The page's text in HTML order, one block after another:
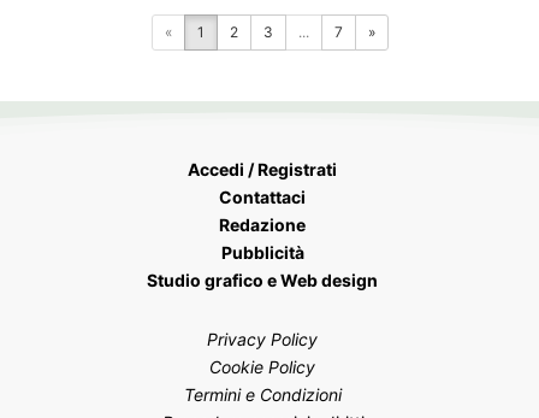
« 1 2 3 ... 7 »
Accedi / Registrati
Contattaci
Redazione
Pubblicità
Studio grafico e Web design
Privacy Policy
Cookie Policy
Termini e Condizioni